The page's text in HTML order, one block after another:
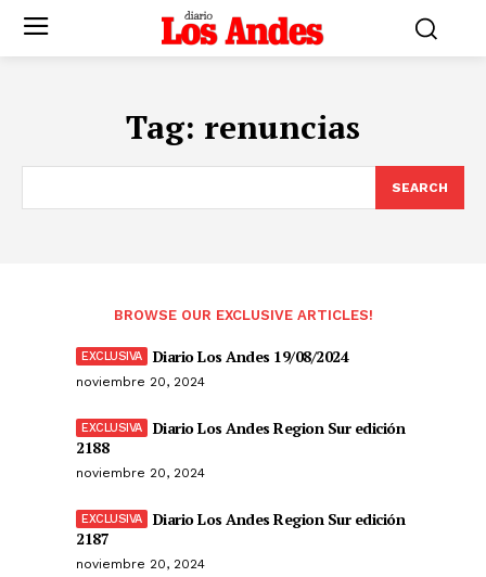
Tag: renuncias
SEARCH
BROWSE OUR EXCLUSIVE ARTICLES!
Diario Los Andes 19/08/2024
noviembre 20, 2024
Diario Los Andes Region Sur edición
2188
noviembre 20, 2024
Diario Los Andes Region Sur edición
2187
noviembre 20, 2024